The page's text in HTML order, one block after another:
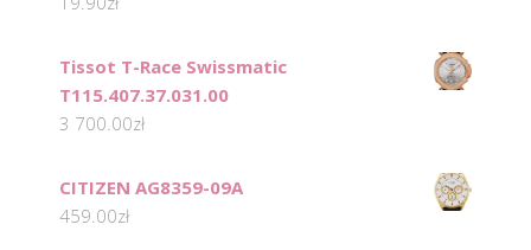
Tissot T-Race Swissmatic
T115.407.37.031.00
3 700.00zł
CITIZEN AG8359-09A
459.00zł